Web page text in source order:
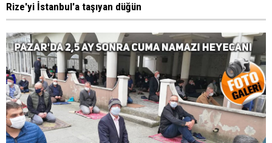
Rize'yi İstanbul'a taşıyan düğün